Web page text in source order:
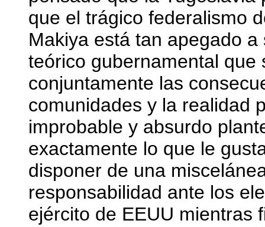
que el trágico federalismo
Makiya está tan apegado
teórico gubernamental que
conjuntamente las
comunidades y la realidad
improbable y absurdo
exactamente lo que le
disponer de una
responsabilidad ante los
ejército de EEUU mientras